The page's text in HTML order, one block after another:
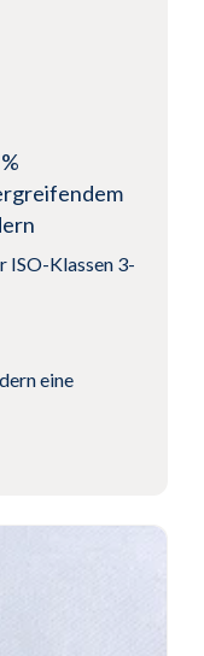
ISO-Klassen 3-
eine